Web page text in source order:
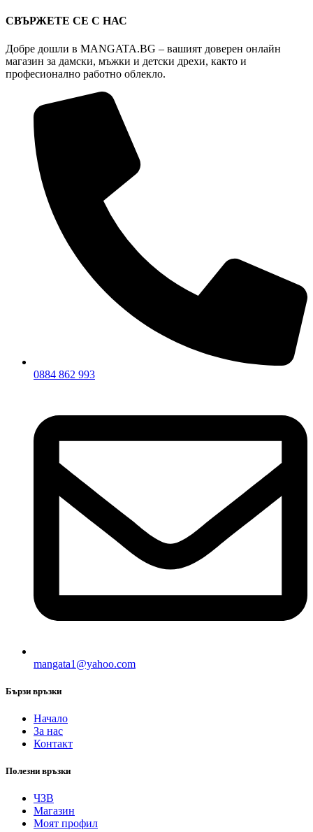
may
be
on
the
product
СВЪРЖЕТЕ СЕ С НАС
Добре дошли в MANGATA.BG – вашият доверен онлайн
магазин за дамски, мъжки и детски дрехи, както и
професионално работно облекло.
0884 862 993
mangata1@yahoo.com
Бързи връзки
Начало
За нас
Контакт
Полезни връзки
ЧЗВ
Магазин
Моят профил